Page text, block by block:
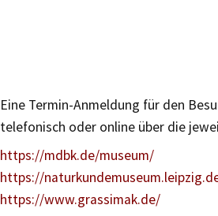
Eine Termin-Anmeldung für den
telefonisch oder online über die
https://mdbk.de/museum/
https://
https://www.grassimak.de/